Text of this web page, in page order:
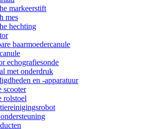
markeerstift
mes
hechting
baarmoedercanule
echografiesonde
met onderdruk
en -apparatuur
scooter
rolstoel